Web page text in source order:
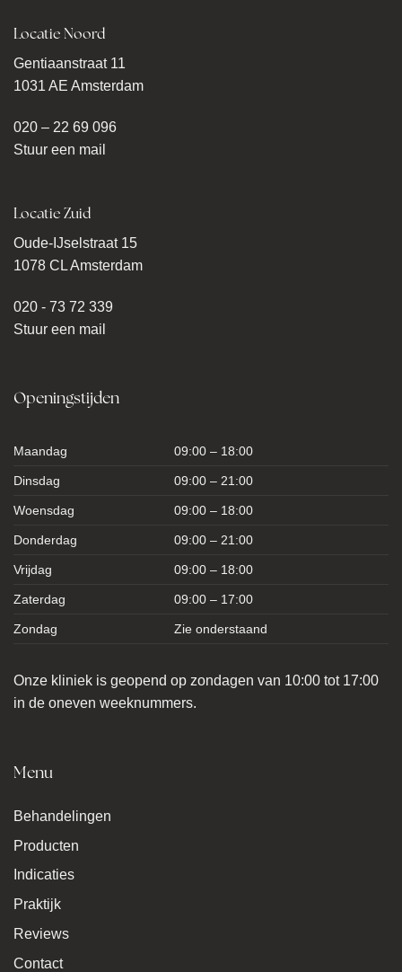
Locatie Noord
Gentiaanstraat 11
1031 AE Amsterdam
020 – 22 69 096
Stuur een mail
Locatie Zuid
Oude-IJselstraat 15
1078 CL Amsterdam
020 - 73 72 339
Stuur een mail
Openingstijden
Maandag 09:00 – 18:00
Dinsdag 09:00 – 21:00
Woensdag 09:00 – 18:00
Donderdag 09:00 – 21:00
Vrijdag 09:00 – 18:00
Zaterdag 09:00 – 17:00
Zondag Zie onderstaand
Onze kliniek is geopend op zondagen van 10:00 tot 17:00
in de oneven weeknummers.
Menu
Behandelingen
Producten
Indicaties
Praktijk
Reviews
Contact